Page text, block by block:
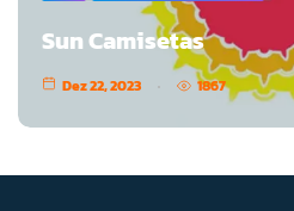
Sun Camisetas
Dez 22, 2023 1867